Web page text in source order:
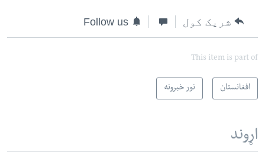
شریک کول Follow us
This item is part of
افغانستان نور خبرونه
اړوند